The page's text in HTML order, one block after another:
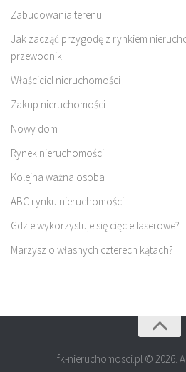
Zabudowania terenu
Jak zacząć przygodę z rynkiem
przewodnik
Właściciel nieruchomości
Zakup nieruchomości
Nowy dom
Rynek nieruchomości
Kolejna ważna osoba
ABC rynku nieruchomości
Gdzie wykorzystuje się cięcie laserowe?
Marzysz o własnych czterech kątach?
fk-nieruchomosci.pl © 2026.